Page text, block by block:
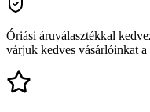
Óriási áruválasztékkal
várjuk kedves vásárlóinkat